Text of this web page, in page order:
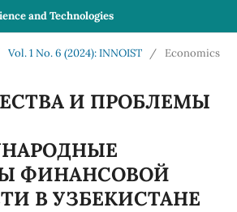
and Technologies
Vol. 1 No. 6 (2024): INNOIST / Economics
И ПРОБЛЕМЫ
ФИНАНСОВОЙ
В УЗБЕКИСТАНЕ